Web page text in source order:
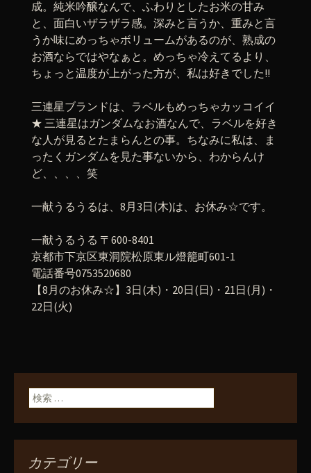
成。純米吟醸なんで、ふわりとしたお米の甘み
と、面白いザラザラ感。深みと言うか、重みと言
うか味にめっちゃボリュームがあるのが、熟成の
お酒ならではやなぁと。めっちゃ冷えてるより、
ちょっと温度が上がった方が、私は好きでした!!
三連星ブランドは、ラベルもめっちゃカッコイイ
★ 三連星はガンダムなお酒なんで、ラベルを好き
な人が見るとたまらんとの事。ちなみに私は、ま
ったくガンダムを見た事ないから、わからんけ
ど、、、、笑
一献うるうるは、8月3日(木)は、お休み☆です。
一献うるうる 〒600-8401
京都市下京区東洞院松原東ル燈籠町601-1
電話番号0753520680
【8月のお休み☆】3日(木)・20日(日)・21日(月)・
22日(火)
検索:
カテゴリー